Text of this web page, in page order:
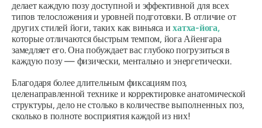
делает каждую позу доступной и эффективной для всех
типов телосложения и уровней подготовки. В отличие от
других стилей йоги, таких как виньяса ихатха-йога,
которые отличаются быстрым темпом, йога Айенгара
замедляет его. Она побуждает вас глубоко погрузиться в
каждую позу — физически, ментально и энергетически.
Благодаря более длительным фиксациям поз,
целенаправленной технике и корректировке анатомической
структуры, дело не столько в количестве выполненных поз,
сколько в полноте восприятия каждой из них!